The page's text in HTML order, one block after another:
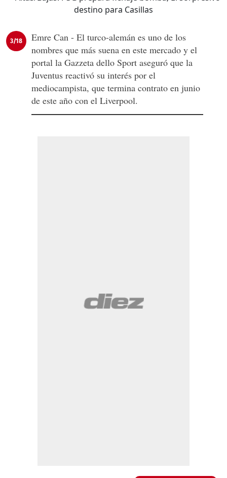
3/18
Emre Can - El turco-alemán es uno de los
nombres que más suena en este mercado y el
portal la Gazzeta dello Sport aseguró que la
Juventus reactivó su interés por el
mediocampista, que termina contrato en junio
de este año con el Liverpool.